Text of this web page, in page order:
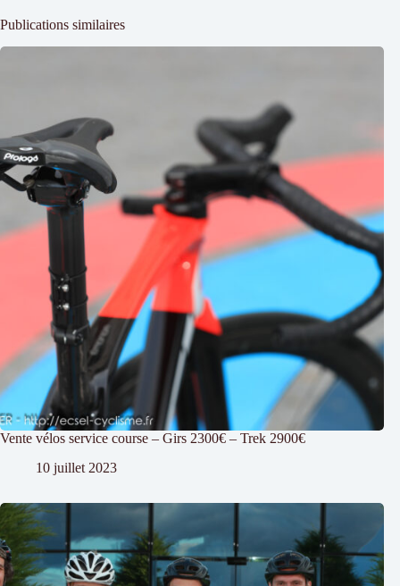
Publications similaires
Vente vélos service course – Girs 2300€ – Trek 2900€
10 juillet 2023